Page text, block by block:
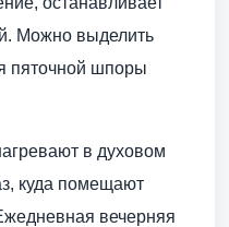
Можно выделить
пяточной шпоры
в духовом
куда помещают
вечерняя